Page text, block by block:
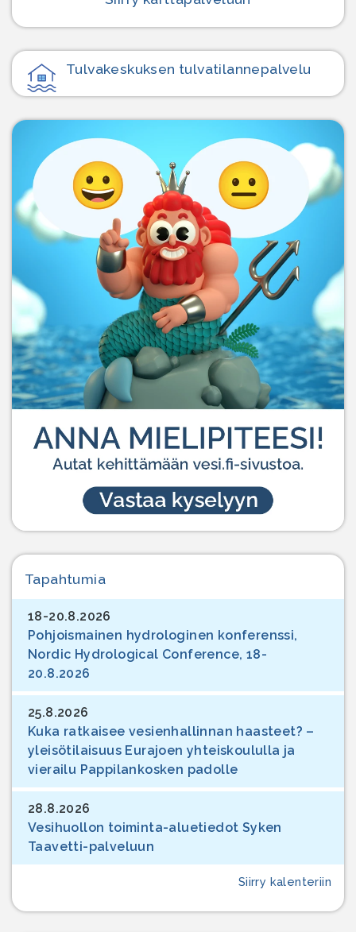
Tulvakeskuksen tulvatilanne­palvelu
Tapahtumia
18-20.8.2026
Pohjoismainen hydrologinen konferenssi,
Nordic Hydrological Conference, 18-
20.8.2026
25.8.2026
Kuka ratkaisee vesienhallinnan haasteet? –
yleisötilaisuus Eurajoen yhteiskoululla ja
vierailu Pappilankosken padolle
28.8.2026
Vesihuollon toiminta-aluetiedot Syken
Taavetti-palveluun
Siirry kalenteriin